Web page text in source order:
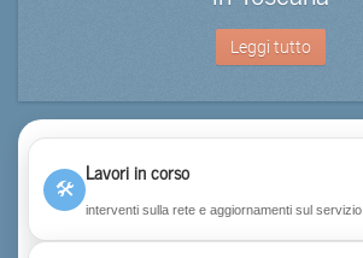
Leggi tutto
🛠
Lavori in corso
interventi sulla rete e aggiornamenti sul servizio